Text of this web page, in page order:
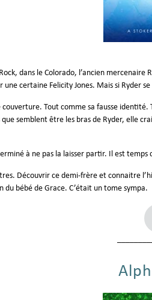
dans le Colorado, l’ancien
certaine Felicity Jones. Mais si Ryder
couverture. Tout comme sa fausse
semblent être les bras de Ryder, elle
à ne pas la laisser partir. Il est
Découvrir ce demi-frère et connaitre
bébé de Grace. C’était un tome sympa.